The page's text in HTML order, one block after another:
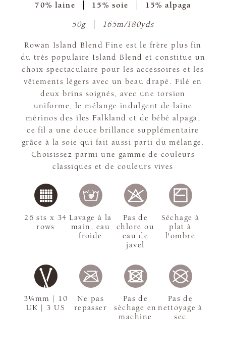
70% laine 15% soie 15% alpaga
50g 165m/180yds
Rowan Island Blend Fine est le frère plus fin
du très populaire Island Blend et constitue un
choix spectaculaire pour les accessoires et les
vêtements légers avec un beau drapé. Filé en
deux brins soignés, avec une torsion
uniforme, le mélange indulgent de laine
mérinos des îles Falkland et de bébé alpaga,
ce fil a une douce brillance supplémentaire
grâce à la soie qui fait aussi parti du mélange.
Choisissez parmi une gamme de couleurs
classiques et de couleurs vives
3¼mm | 10
UK | 3 US
26 sts x 34
rows
Lavage à la
main, eau
froide
Pas de
chlore ou
eau de
javel
Séchage à
plat à
l'ombre
Ne pas
repasser
Pas de
sèchage en
machine
Pas de
nettoyage à
sec